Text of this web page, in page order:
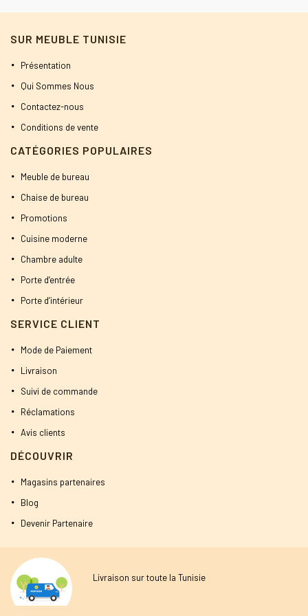
SUR MEUBLE TUNISIE
Présentation
Qui Sommes Nous
Contactez-nous
Conditions de vente
CATÉGORIES POPULAIRES
Meuble de bureau
Chaise de bureau
Promotions
Cuisine moderne
Chambre adulte
Porte d’entrée
Porte d’intérieur
SERVICE CLIENT
Mode de Paiement
Livraison
Suivi de commande
Réclamations
Avis clients
DÉCOUVRIR
Magasins partenaires
Blog
Devenir Partenaire
Livraison sur toute la Tunisie